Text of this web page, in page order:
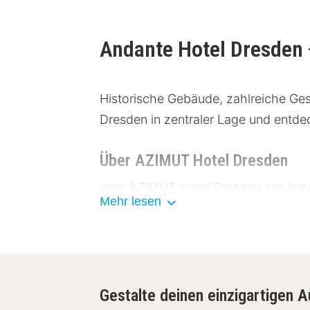
Andante Hotel Dresden
Historische Gebäude, zahlreiche
Dresden in zentraler Lage und
Über AZIMUT Hotel Dresden
Vom AZIMUT Hotel Dresden aus
erreichen.
Telefon und Minibar ausgestattet
Mehr lesen
Gestalte deinen einzigartigen